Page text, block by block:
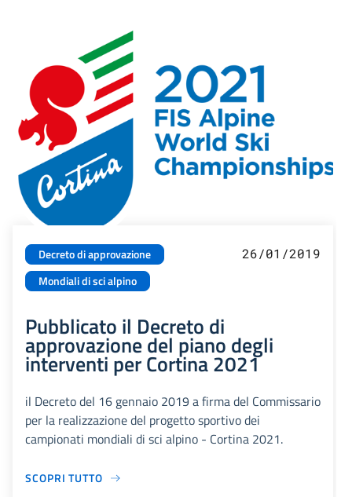
Decreto di approvazione
Mondiali di sci alpino
26/01/2019
Pubblicato il Decreto di
approvazione del piano degli
interventi per Cortina 2021
il Decreto del 16 gennaio 2019 a firma del Commissario
per la realizzazione del progetto sportivo dei
campionati mondiali di sci alpino - Cortina 2021.
SCOPRI TUTTO